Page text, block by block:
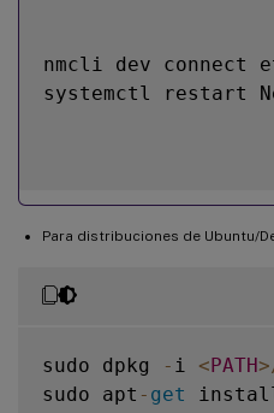
nmcli dev connect
systemctl restart
Para distribuciones de Ubuntu/
sudo dpkg - i <PATH>
sudo apt - get